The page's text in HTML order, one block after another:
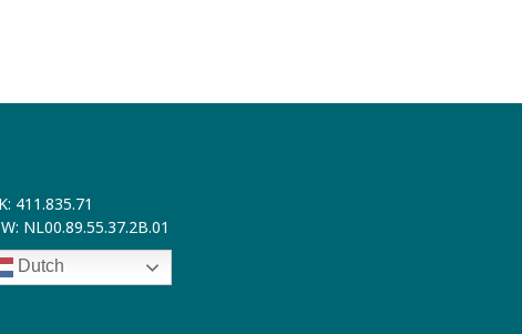
411.835.71
NL00.89.55.37.2B.01
Dutch